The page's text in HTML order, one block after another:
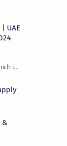
UAE
is
&